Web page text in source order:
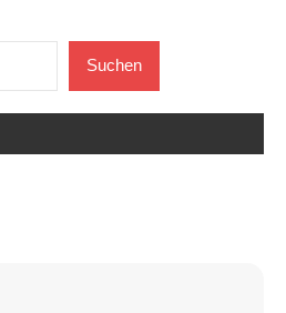
Suchen